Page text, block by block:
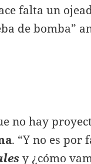
falta un
de bomba”
no hay
. “Y no es por
y ¿cómo